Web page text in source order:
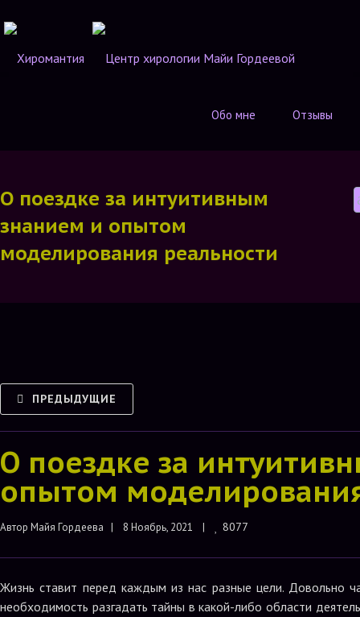
Обо мне Отзывы
О поездке за интуитивным
знанием и опытом
моделирования реальности
ПРЕДЫДУЩИЕ
О поездке за
опытом
Автор Майя Гордеева |    8 Ноябрь, 2021    | 8077
Жизнь ставит перед каждым из нас разные цели. Довольно
необходимость разгадать тайны в какой-либо области